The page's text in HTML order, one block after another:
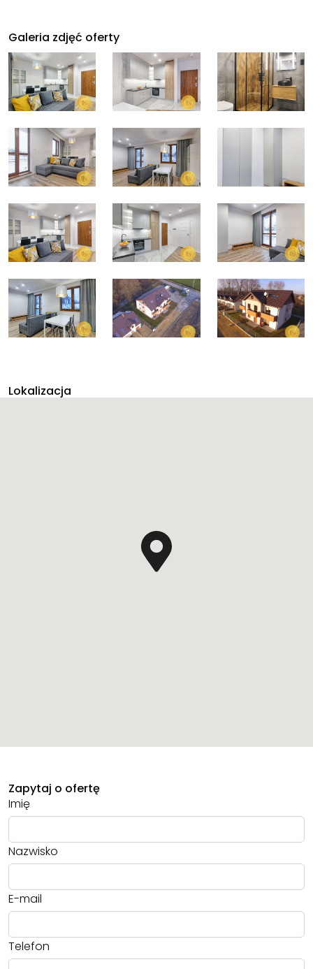
Galeria zdjęć oferty
Lokalizacja
Zapytaj o ofertę
Imię
Nazwisko
E-mail
Telefon